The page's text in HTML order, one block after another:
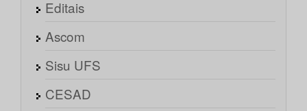
Editais
Ascom
Sisu UFS
CESAD